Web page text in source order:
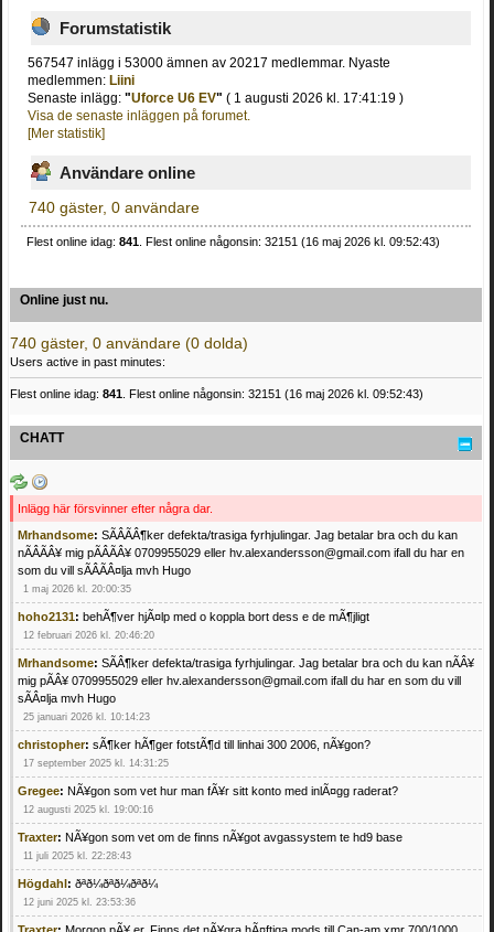
Forumstatistik
567547 inlägg i 53000 ämnen av 20217 medlemmar. Nyaste
medlemmen:Liini
Senaste inlägg:"Uforce U6 EV" ( 1 augusti 2026 kl. 17:41:19 )
Visa de senaste inläggen på forumet.
[Mer statistik]
Användare online
740 gäster, 0 användare
Flest online idag:841 . Flest online någonsin: 32151 (16 maj 2026 kl. 09:52:43)
Online just nu.
740 gäster, 0 användare (0 dolda)
Users active in past minutes:
Flest online idag: 841 . Flest online någonsin: 32151 (16 maj 2026 kl. 09:52:43)
CHATT
Inlägg här försvinner efter några dar.
Mrhandsome: SÃÂÃÂ¶ker defekta/trasiga fyrhjulingar. Jag betalar bra och du kan
nÃÂÃÂ¥ mig pÃÂÃÂ¥ 0709955029 eller hv.alexandersson@gmail.com ifall du har en
som du vill sÃÂÃÂ¤lja mvh Hugo
1 maj 2026 kl. 20:00:35
hoho2131: behÃ¶ver hjÃ¤lp med o koppla bort dess e de mÃ¶jligt
12 februari 2026 kl. 20:46:20
Mrhandsome: SÃÂ¶ker defekta/trasiga fyrhjulingar. Jag betalar bra och du kan nÃÂ¥
mig pÃÂ¥ 0709955029 eller hv.alexandersson@gmail.com ifall du har en som du vill
sÃÂ¤lja mvh Hugo
25 januari 2026 kl. 10:14:23
christopher: sÃ¶ker hÃ¶ger fotstÃ¶d till linhai 300 2006, nÃ¥gon?
17 september 2025 kl. 14:31:25
Gregee: NÃ¥gon som vet hur man fÃ¥r sitt konto med inlÃ¤gg raderat?
12 augusti 2025 kl. 19:00:16
Traxter: NÃ¥gon som vet om de finns nÃ¥got avgassystem te hd9 base
11 juli 2025 kl. 22:28:43
Högdahl: ðªð¼ðªð¼ðªð¼
12 juni 2025 kl. 23:53:36